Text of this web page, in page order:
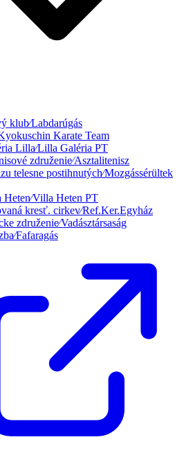
klub⁄Labdarúgás
Karate Team
Lilla⁄Lilla Galéria PT
združenie⁄Asztalitenisz
telesne postihnutých⁄Mozgássérültek
Heten PT
kresť. cirkev⁄Ref.Ker.Egyház
združenie⁄Vadásztársaság